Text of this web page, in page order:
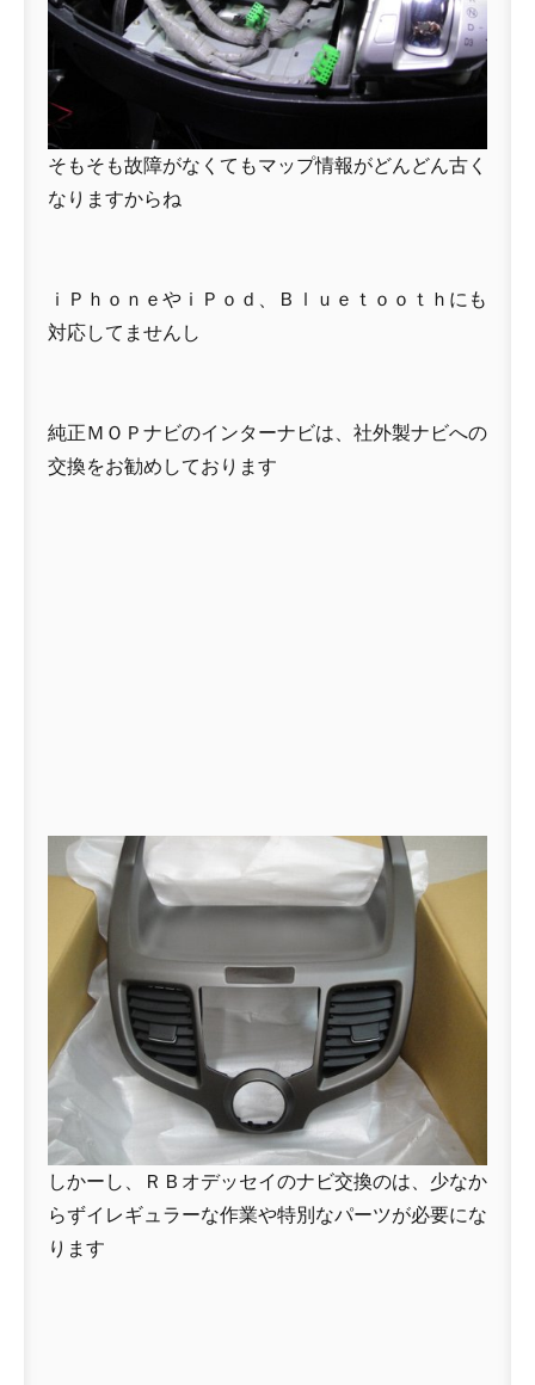
そもそも故障がなくてもマップ情報がどんどん古く
なりますからね
ｉＰｈｏｎｅやｉＰｏｄ、Ｂｌｕｅｔｏｏｔｈにも
対応してませんし
純正ＭＯＰナビのインターナビは、社外製ナビへの
交換をお勧めしております
しかーし、ＲＢオデッセイのナビ交換のは、少なか
らずイレギュラーな作業や特別なパーツが必要にな
ります